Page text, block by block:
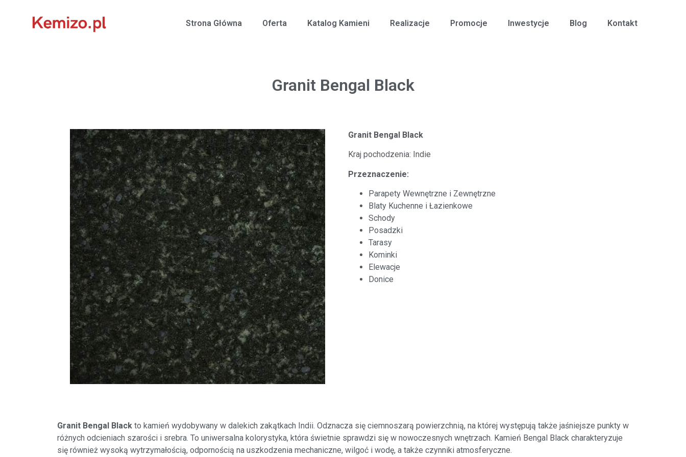
Strona Główna Oferta Katalog Kamieni Realizacje Promocje Inwestycje Blog Kontakt
Granit Bengal Black
Granit Bengal Black
Kraj pochodzenia: Indie
Przeznaczenie:
Parapety Wewnętrzne i Zewnętrzne
Blaty Kuchenne i Łazienkowe
Schody
Posadzki
Tarasy
Kominki
Elewacje
Donice
Granit Bengal Black to kamień wydobywany w dalekich zakątkach Indii. Odznacza się ciemnoszarą powierzchnią, na której występują także jaśniejsze punkty w
różnych odcieniach szarości i srebra. To uniwersalna kolorystyka, która świetnie sprawdzi się w nowoczesnych wnętrzach. Kamień Bengal Black charakteryzuje
się również wysoką wytrzymałością, odpornością na uszkodzenia mechaniczne, wilgoć i wodę, a także czynniki atmosferyczne.